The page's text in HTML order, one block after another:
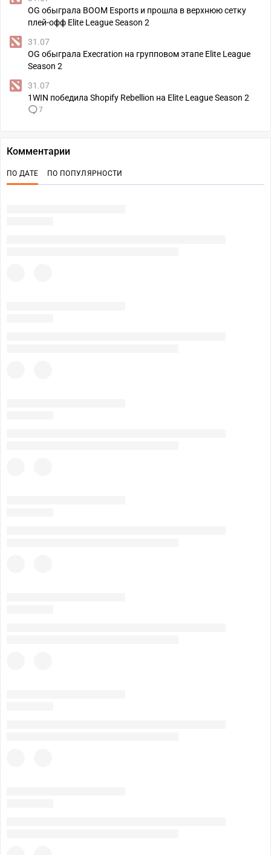
OG обыграла BOOM Esports и прошла в верхнюю сетку
плей-офф Elite League Season 2
31.07
OG обыграла Execration на групповом этапе Elite League
Season 2
31.07
1WIN победила Shopify Rebellion на Elite League Season 2
7
Комментарии
ПО ДАТЕ ПО ПОПУЛЯРНОСТИ